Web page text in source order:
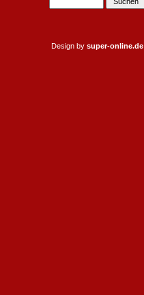
Design by super-online.de